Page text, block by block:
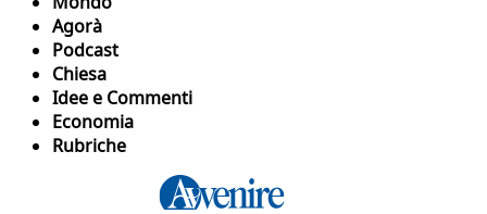
Agorà
Podcast
Chiesa
Idee e Commenti
Economia
Rubriche